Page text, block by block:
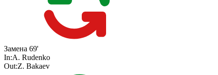
Замена 69'
In:A. Rudenko
Out:Z. Bakaev